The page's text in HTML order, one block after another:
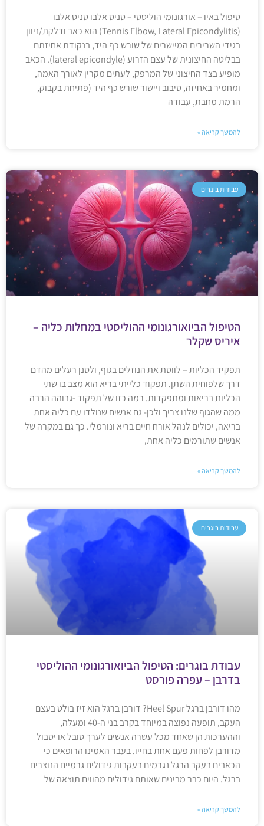
טיפול באיו – אורגונומי הוליסטי – טניס אלבו טניס אלבו
(Tennis Elbow, Lateral Epicondylitis) הוא כאב ודלקת/ניוון
בגידי השרירים המיישרים של שורש כף היד, בנקודת אחיזתם
בבליטה החיצונית של עצם הזרוע (lateral epicondyle). הכאב
מופיע בצד החיצוני של המרפק, לעתים מקרין לאורך האמה,
ומחמיר באחיזה, סיבוב ויישור שורש כף היד (פתיחת בקבוק,
הרמת מחבת, עבודה
להמשך קריאה »
עבודות בוגרים
הטיפול הביואורגונומי ההוליסטי במחלות כליה –
איריס שקלר
תפקיד הכליות – לווסת את הנוזלים בגוף, ולסנן רעלים מהדם
דרך שלפוחית השתן. תפקוד כלייתי בריא הוא מצב בו שתי
הכליות בריאות ומתפקדות. רמה כזו של תפקוד -גבוהה הרבה
ממה שהגוף שלנו צריך ולכן- גם אנשים שנולדו עם כליה אחת
בריאה, יכולים לנהל אורח חיים בריא ונורמלי. כך גם במקרה של
אנשים שתורמים כליה אחת,
להמשך קריאה »
עבודות בוגרים
עבודת בוגרים: הטיפול הביואורגונומי ההוליסטי
בדרבן – עפרה פורסט
מהו דורבן ברגל Heel Spur? דורבן ברגל הוא זיז בולט בעצם
העקב, תופעה נפוצה במיוחד בקרב בני ה-40 ומעלה,
וההערכות הן שאחד מכל עשרה אנשים לערך סובל או יסבול
מדורבן לפחות פעם אחת בחייו. בעבר האמינו הרופאים כי
הכאבים בעקב הרגל נגרמים בעקבות גידולים גרמיים הנוצרים
ברגל. היום כבר מבינים שאותם גידולים מהווים תוצאה של
להמשך קריאה »